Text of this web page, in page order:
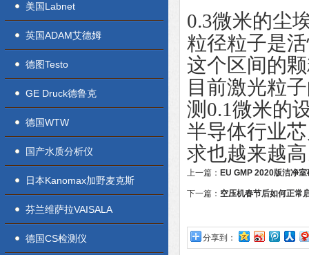
美国Labnet
英国ADAM艾德姆
德图Testo
GE Druck德鲁克
德国WTW
国产水质分析仪
日本Kanomax加野麦克斯
芬兰维萨拉VAISALA
德国CS检测仪
0.3微米的尘
粒径粒子是
这个区间的
目前激光粒
测0.1微米的
半导体行业
求也越来越
上一篇： EU GMP 2020版洁净
下一篇： 空压机春节后如何正常
分享到：